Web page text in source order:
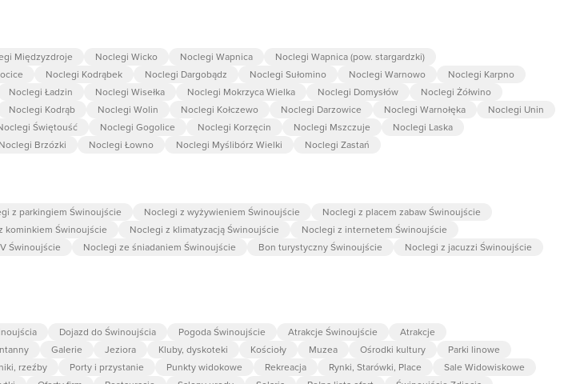
Międzyzdroje Noclegi Wicko Noclegi Wapnica
Noclegi Wapnica (pow. stargardzki)
Noclegi Kodrąbek Noclegi Dargobądz Noclegi Sułomino Noclegi Warnowo
Noclegi Karpno
Noclegi Ładzin Noclegi Wisełka Noclegi Mokrzyca Wielka Noclegi Domysłów
Noclegi Żółwino
Noclegi Kodrąb Noclegi Wolin Noclegi Kołczewo Noclegi Darzowice Noclegi Warnołęka
Noclegi Unin
Świętouść Noclegi Gogolice Noclegi Korzęcin Noclegi Mszczuje
Noclegi Laska
Noclegi Brzózki Noclegi Łowno Noclegi Myślibórz Wielki Noclegi Zastań
z parkingiem Świnoujście Noclegi z wyżywieniem Świnoujście
Noclegi z placem zabaw Świnoujście
kominkiem Świnoujście Noclegi z klimatyzacją Świnoujście
Noclegi z internetem Świnoujście
Świnoujście
Noclegi ze śniadaniem Świnoujście Bon turystyczny Świnoujście
Noclegi z jacuzzi Świnoujście
Dojazd do Świnoujścia Pogoda Świnoujście Atrakcje Świnoujście
Atrakcje
Galerie Jeziora Kluby, dyskoteki Kościoły Muzea Ośrodki kultury
Parki linowe
rzeźby Porty i przystanie Punkty widokowe Rekreacja Rynki, Starówki, Place
Sale Widowiskowe